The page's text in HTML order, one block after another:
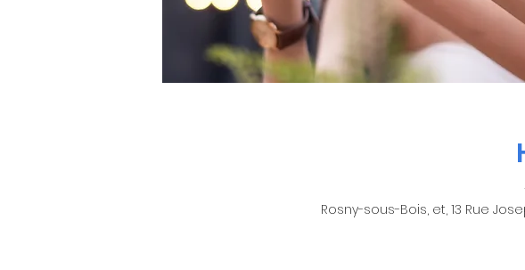
Rosny-sous-Bois, et, 13 Rue